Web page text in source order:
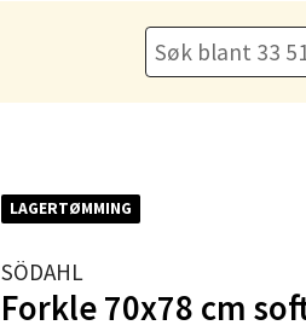
LAGERTØMMING
SÖDAHL
Forkle 70x78 cm